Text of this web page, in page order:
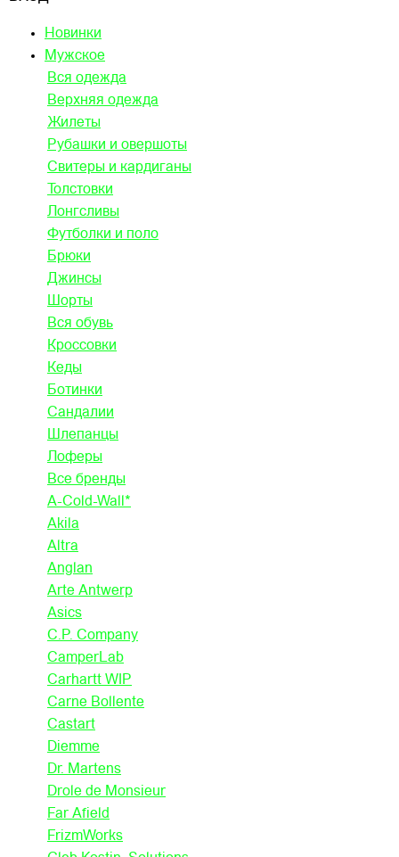
Новинки
Мужское
Вся одежда
Верхняя одежда
Жилеты
Рубашки и овершоты
Свитеры и кардиганы
Толстовки
Лонгсливы
Футболки и поло
Брюки
Джинсы
Шорты
Вся обувь
Кроссовки
Кеды
Ботинки
Сандалии
Шлепанцы
Лоферы
Все бренды
A-Cold-Wall*
Akila
Altra
Anglan
Arte Antwerp
Asics
C.P. Company
CamperLab
Carhartt WIP
Carne Bollente
Castart
Diemme
Dr. Martens
Drole de Monsieur
Far Afield
FrizmWorks